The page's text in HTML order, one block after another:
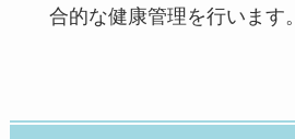
合的な健康管理を行います。